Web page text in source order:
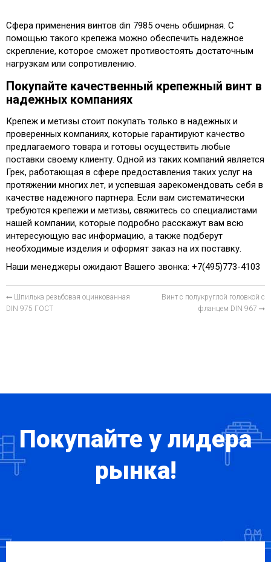
Сфера применения винтов din 7985 очень обширная. С
помощью такого крепежа можно обеспечить надежное
скрепление, которое сможет противостоять достаточным
нагрузкам или сопротивлению.
Покупайте качественный крепежный винт в
надежных компаниях
Крепеж и метизы стоит покупать только в надежных и
проверенных компаниях, которые гарантируют качество
предлагаемого товара и готовы осуществить любые
поставки своему клиенту. Одной из таких компаний является
Грек, работающая в сфере предоставления таких услуг на
протяжении многих лет, и успевшая зарекомендовать себя в
качестве надежного партнера. Если вам систематически
требуются крепежи и метизы, свяжитесь со специалистами
нашей компании, которые подробно расскажут вам всю
интересующую вас информацию, а также подберут
необходимые изделия и оформят заказ на их поставку.
Наши менеджеры ожидают Вашего звонка: +7(495)773-4103
Шпилька резьбовая оцинкованная
DIN 975 ГОСТ
Винт с полукруглой головкой с
фланцем DIN 967
Покупайте у лидера
рынка!